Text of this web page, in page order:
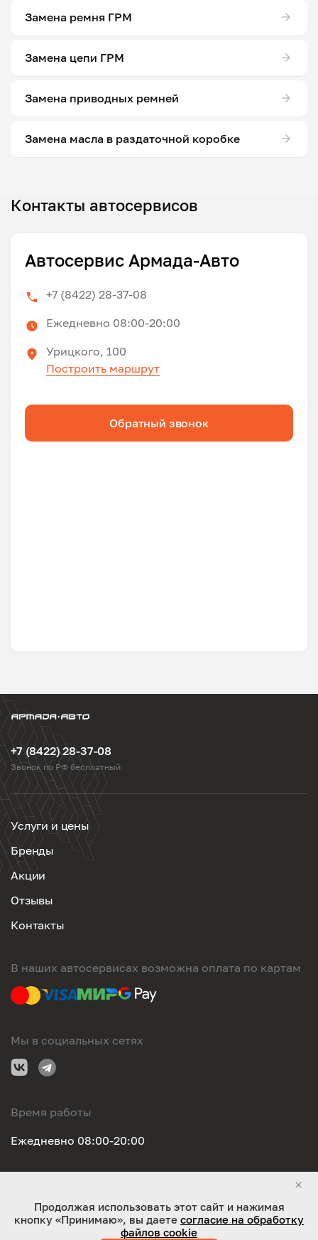
Замена ремня ГРМ
Замена цепи ГРМ
Замена приводных ремней
Замена масла в раздаточной коробке
Контакты автосервисов
Автосервис Армада-Авто
+7 (8422) 28-37-08
Ежедневно 08:00-20:00
Урицкого, 100
Построить маршрут
Обратный звонок
+7 (8422) 28-37-08
Звонок по РФ бесплатный
Услуги и цены
Бренды
Акции
Отзывы
Контакты
В наших автосервисах возможна оплата по картам
Мы в социальных сетях
Время работы
Ежедневно 08:00-20:00
ООО "Оригинал-сервис". Все права защищены 2026
Продолжая использовать этот сайт и нажимая
кнопку «Принимаю», вы даете согласие на обработку
файлов cookie